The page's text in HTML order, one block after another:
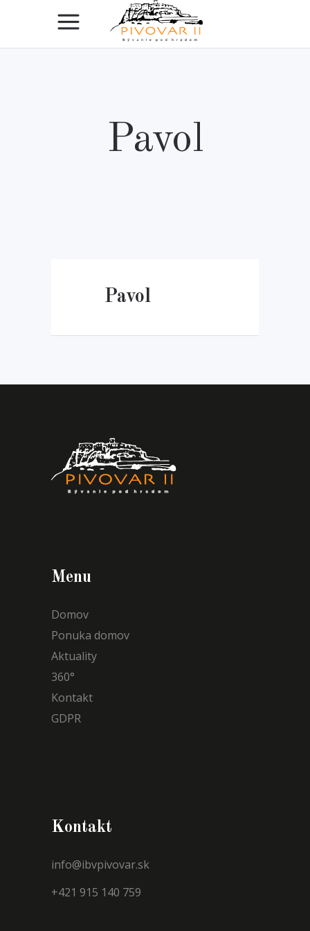
Pavol
Pavol
Menu
Domov
Ponuka domov
Aktuality
360°
Kontakt
GDPR
Kontakt
info@ibvpivovar.sk
+421 915 140 759